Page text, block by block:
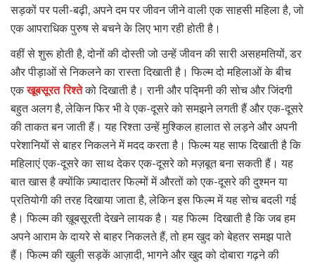
सड़कों पर पली-बढ़ी, अपने दम पर जीवन जीने वाली एक साहसी महिला है, जो
एक आपराधिक पुरुष से बचने के लिए भाग रही होती है।
वहीं से शुरू होती है, दोनों की दोस्ती जो उन्हें जीवन की सारी असहमतियों, डर
और पीड़ाओं से निकलने का रास्ता दिखाती है। फिल्म दो महिलाओं के बीच
एकखूबसूरत रिश्‍तेको दिखाती है। रानी और पद्मिनी की सोच और जिंदगी
बहुत अलग है, लेकिन फिर भी वे एक-दूसरे को समझने लगती हैं और एक-दूसरे
की ताकत बन जाती हैं। यह रिश्ता उन्हें मुश्किल हालात से लड़ने और अपनी
परेशानियों से बाहर निकलने में मदद करता है। फिल्म यह साफ दिखाती है कि
महिलाएं एक-दूसरे का साथ देकर एक-दूसरे को मज़बूत बना सकती हैं। यह
बात खास है क्योंकि ज़्यादातर फिल्मों में औरतों को एक-दूसरे की दुश्मन या
प्रतियोगी की तरह दिखाया जाता है, लेकिन इस फिल्म में यह सोच बदली गई
है। फिल्म की ख़ूबसूरती देखने लायक है। यह फिल्म दिखाती है कि जब हम
अपने आराम के दायरे से बाहर निकलते हैं, तो हम खुद को बेहतर समझ पाते
हैं। फिल्म की खुली सड़कें आज़ादी, भागने और खुद को दोबारा गढ़ने की